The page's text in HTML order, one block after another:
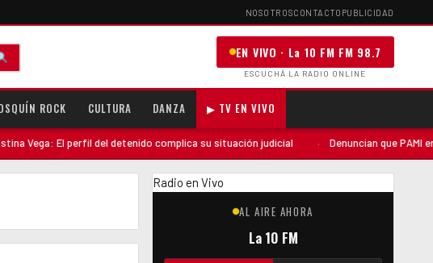
NOSOTROSCONTACTO PUBLICIDAD
EN VIVO · La 10 FM FM 98.7
ESCUCHÁ LA RADIO ONLINE
ROCK CULTURA DANZA ▶ TV EN VIVO
Vega: El perfil del detenido complica su situación judicial Denuncian que PAMI
Radio en Vivo
AL AIRE AHORA
La 10 FM